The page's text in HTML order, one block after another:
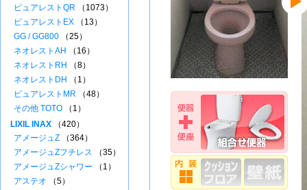
ピュアレストQR （1073）
ピュアレストEX （13）
GG / GG800 （25）
ネオレストAH
（16）
ネオレストRH
（8）
ネオレストDH
（1）
ピュアレストMR （48）
その他 TOTO （1）
LIXIL INAX （420）
アメージュZ （364）
アメージュZフチレス （35）
アメージュZシャワー （1）
アステオ （5）